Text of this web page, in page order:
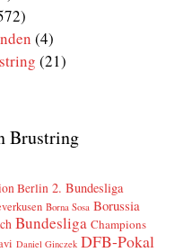
(4)
(21)
Brustring
Berlin 2. Bundesliga
Borna Sosa Borussia
Bundesliga Champions
Daniel Ginczek DFB-Pokal